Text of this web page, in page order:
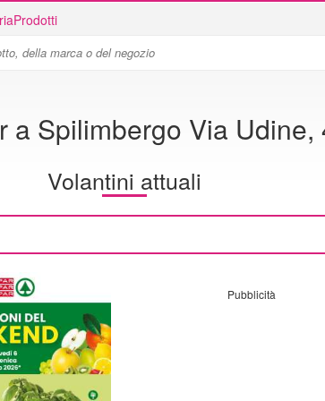
Prodotti
a Spilimbergo Via Udine,
Volantini attuali
Pubblicità